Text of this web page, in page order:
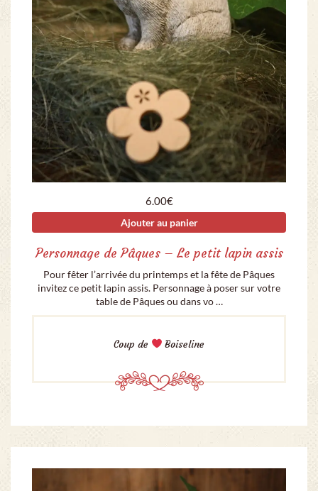
6.00€
Ajouter au panier
Personnage de Pâques – Le petit lapin assis
Pour fêter l’arrivée du printemps et la fête de Pâques
invitez ce petit lapin assis. Personnage à poser sur votre
table de Pâques ou dans vo …
Coup de Boiseline